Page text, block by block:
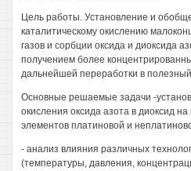
Цель работы. Установление и
каталитическому окислению
газов и сорбции оксида и диоксида
получением более
дальнейшей переработки в
Основные решаемые задачи -
окисления оксида азота в диоксид
элементов платиновой и
- анализ влияния различных
(температуры, давления,